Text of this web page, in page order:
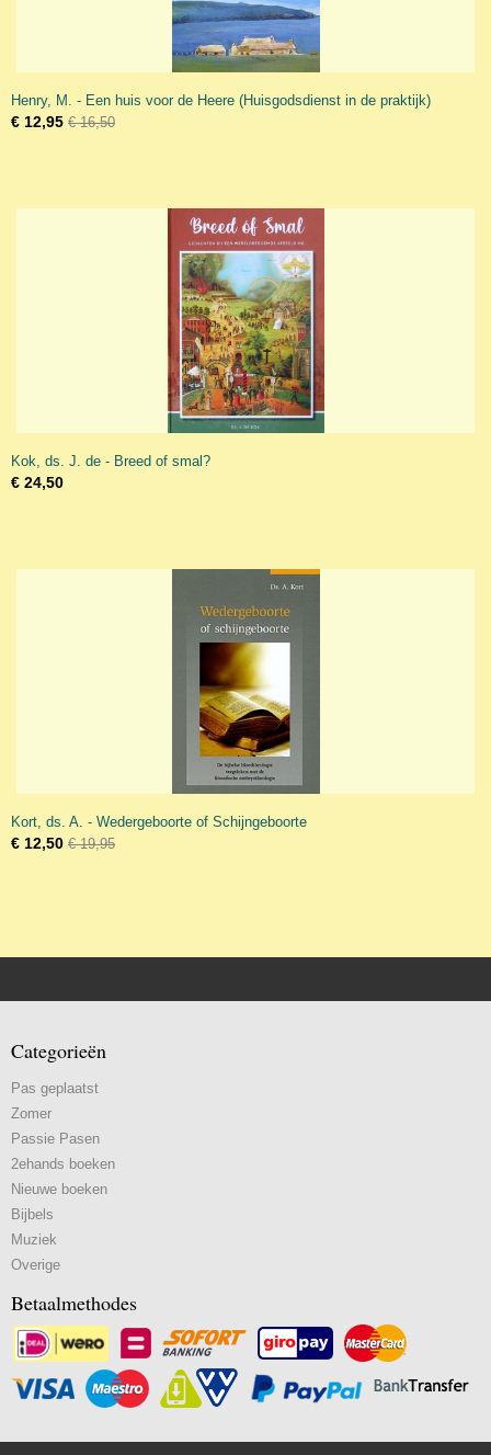
Henry, M. - Een huis voor de Heere (Huisgodsdienst in de praktijk)
€ 12,95 € 16,50
Kok, ds. J. de - Breed of smal?
€ 24,50
Kort, ds. A. - Wedergeboorte of Schijngeboorte
€ 12,50 € 19,95
Categorieën
Pas geplaatst
Zomer
Passie Pasen
2ehands boeken
Nieuwe boeken
Bijbels
Muziek
Overige
Betaalmethodes